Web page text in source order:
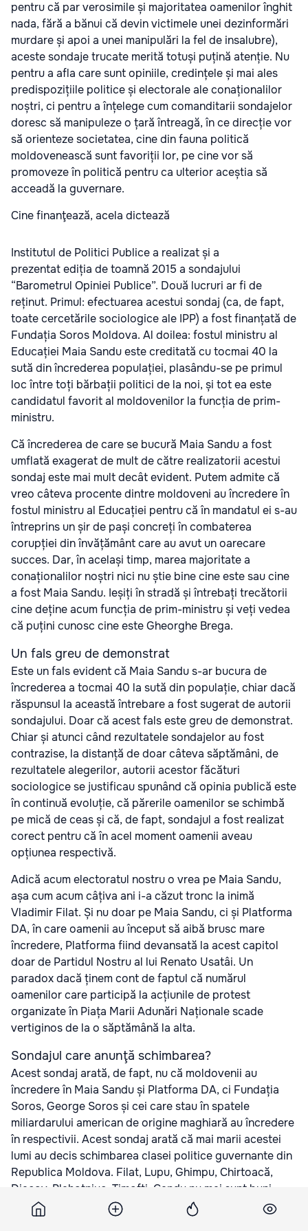
pentru că par verosimile și majoritatea oamenilor înghit
nada, fără a bănui că devin victimele unei dezinformări
murdare și apoi a unei manipulări la fel de insalubre),
aceste sondaje trucate merită totuși puțină atenție. Nu
pentru a afla care sunt opiniile, credințele și mai ales
predispozițiile politice și electorale ale conaționalilor
noștri, ci pentru a înțelege cum comanditarii sondajelor
doresc să manipuleze o țară întreagă, în ce direcție vor
să orienteze societatea, cine din fauna politică
moldovenească sunt favoriții lor, pe cine vor să
promoveze în politică pentru ca ulterior aceștia să
acceadă la guvernare.
Cine finanţează, acela dictează
Institutul de Politici Publice a realizat și a
prezentat ediția de toamnă 2015 a sondajului
“Barometrul Opiniei Publice”. Două lucruri ar fi de
reținut. Primul: efectuarea acestui sondaj (ca, de fapt,
toate cercetările sociologice ale IPP) a fost finanțată de
Fundația Soros Moldova. Al doilea: fostul ministru al
Educației Maia Sandu este creditată cu tocmai 40 la
sută din încrederea populației, plasându-se pe primul
loc între toți bărbații politici de la noi, și tot ea este
candidatul favorit al moldovenilor la funcția de prim-
ministru.
Că încrederea de care se bucură Maia Sandu a fost
umflată exagerat de mult de către realizatorii acestui
sondaj este mai mult decât evident. Putem admite că
vreo câteva procente dintre moldoveni au încredere în
fostul ministru al Educației pentru că în mandatul ei s-au
întreprins un șir de pași concreți în combaterea
corupției din învățământ care au avut un oarecare
succes. Dar, în același timp, marea majoritate a
conaționalilor noștri nici nu știe bine cine este sau cine
a fost Maia Sandu. Ieșiți în stradă și întrebați trecătorii
cine deține acum funcția de prim-ministru și veți vedea
că puțini cunosc cine este Gheorghe Brega.
Un fals greu de demonstrat
Este un fals evident că Maia Sandu s-ar bucura de
încrederea a tocmai 40 la sută din populație, chiar dacă
răspunsul la această întrebare a fost sugerat de autorii
sondajului. Doar că acest fals este greu de demonstrat.
Chiar și atunci când rezultatele sondajelor au fost
contrazise, la distanță de doar câteva săptămâni, de
rezultatele alegerilor, autorii acestor făcături
sociologice se justificau spunând că opinia publică este
în continuă evoluție, că părerile oamenilor se schimbă
pe mică de ceas și că, de fapt, sondajul a fost realizat
corect pentru că în acel moment oamenii aveau
opțiunea respectivă.
Adică acum electoratul nostru o vrea pe Maia Sandu,
așa cum acum câțiva ani i-a căzut tronc la inimă
Vladimir Filat. Și nu doar pe Maia Sandu, ci și Platforma
DA, în care oamenii au început să aibă brusc mare
încredere, Platforma fiind devansată la acest capitol
doar de Partidul Nostru al lui Renato Usatâi. Un
paradox dacă ținem cont de faptul că numărul
oamenilor care participă la acțiunile de protest
organizate în Piața Marii Adunări Naționale scade
vertiginos de la o săptămână la alta.
Sondajul care anunţă schimbarea?
Acest sondaj arată, de fapt, nu că moldovenii au
încredere în Maia Sandu și Platforma DA, ci Fundația
Soros, George Soros și cei care stau în spatele
miliardarului american de origine maghiară au încredere
în respectivii. Acest sondaj arată că mai marii acestei
lumi au decis schimbarea clasei politice guvernante din
Republica Moldova. Filat, Lupu, Ghimpu, Chirtoacă,
Diacov, Plahotniuc, Timofti, Candu nu mai sunt buni.
Stăpânii lumii au decis înlocuirea lor cu Sandu, Leancă